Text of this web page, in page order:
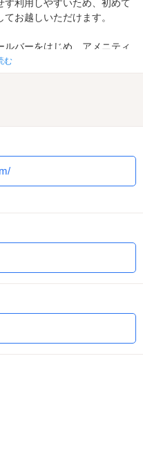
ず利用しやすいため、初めて
お越しいただけます。
バーをはじめ、アメニティ
予定外の宿泊でも不便を感
なシーンでご利用いただい
れるホテルとして、ぜひ
む